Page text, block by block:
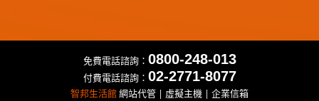
免費電話諮詢： 0800-248-013
付費電話諮詢： 02-2771-8077
智邦生活館網站代管 | 虛擬主機 | 企業信箱